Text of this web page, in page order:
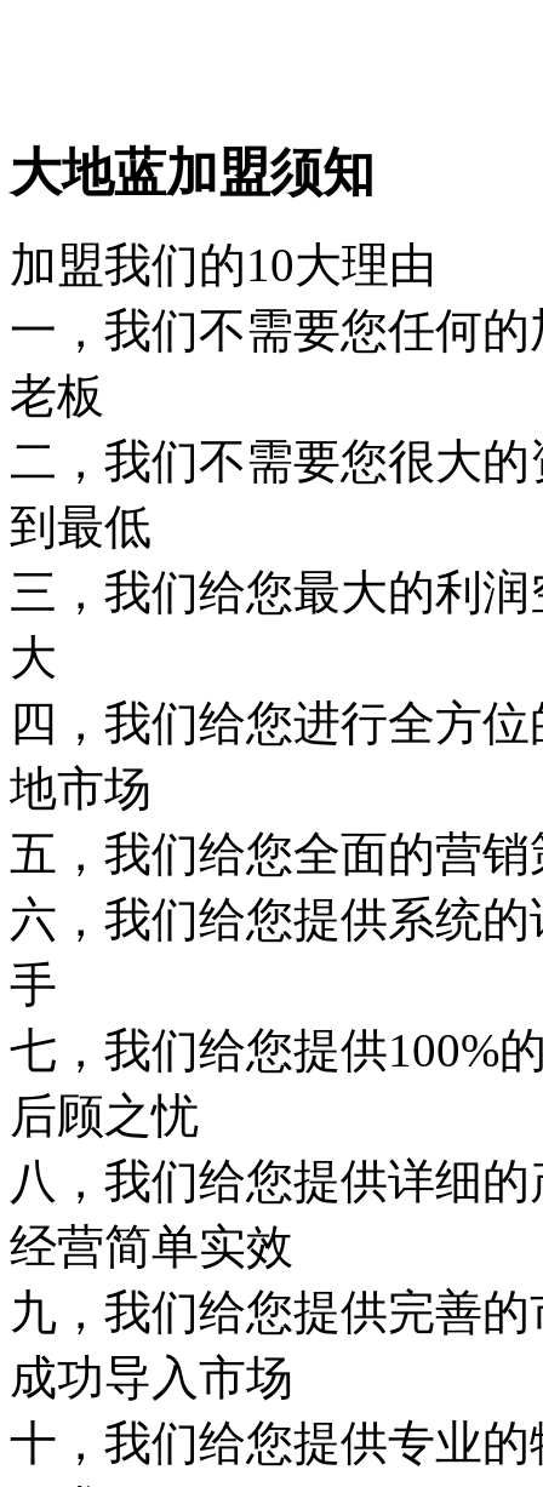
大地蓝加盟须知
加盟我们的10大理由
一，我们不需要您任何
老板
二，我们不需要您很大
到最低
三，我们给您最大的利
大
四，我们给您进行全方
地市场
五，我们给您全面的营
六，我们给您提供系统
手
七，我们给您提供100%
后顾之忧
八，我们给您提供详细
经营简单实效
九，我们给您提供完善
成功导入市场
十，我们给您提供专业